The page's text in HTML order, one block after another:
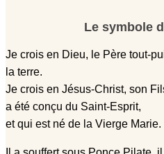
Le symbole
Je crois en Dieu, le Père tout-
la terre.
Je crois en Jésus-Christ, son
a été conçu du Saint-Esprit,
et qui est né de la Vierge Marie.